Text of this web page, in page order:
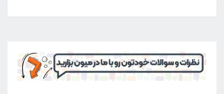
باد سفارش دهند.